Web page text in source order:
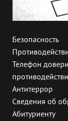
Безопасность
Телефон
Антитеррор
Сведения об
Абитуриенту